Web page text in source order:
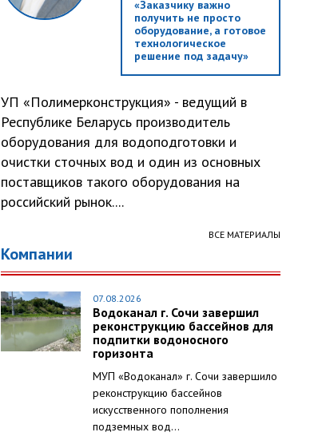
«Заказчику важно
получить не просто
оборудование, а готовое
технологическое
решение под задачу»
УП «Полимерконструкция» - ведущий в
Республике Беларусь производитель
оборудования для водоподготовки и
очистки сточных вод и один из основных
поставщиков такого оборудования на
российский рынок....
ВСЕ МАТЕРИАЛЫ
Компании
07.08.2026
Водоканал г. Сочи завершил
реконструкцию бассейнов для
подпитки водоносного
горизонта
МУП «Водоканал» г. Сочи завершило
реконструкцию бассейнов
искусственного пополнения
подземных вод...